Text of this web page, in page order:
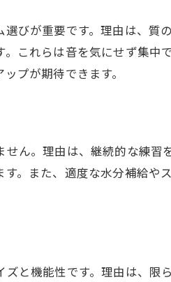
はインドアゴルフ便利アイ
追求したインドアゴルフ便利グ
ゴルフでモチベーションを保つ
ドアゴルフ練習のための必須
びが重要です。理由は、質
これらは音を気にせず集中
プが期待できます。
ん。理由は、継続的な練
。また、適度な水分補給や
と機能性です。理由は、限